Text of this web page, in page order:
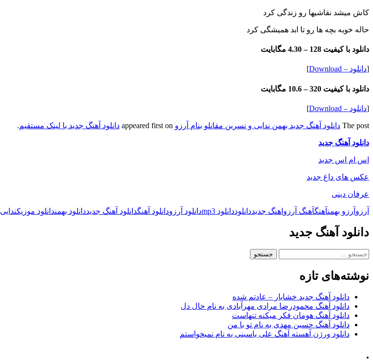
کاش میشد نقاشیها رو زندگی کرد
حاله خوبه بچه ها رو تا ابد همیشگی کرد
دانلود با کیفیت 128 – 4.30 مگابایت
[دانلود – Download ]
دانلود با کیفیت 320 – 10.6 مگابایت
[دانلود – Download ]
The post دانلود آهنگ جدید بهمن ندایی و نسرین مقانلو بنام آرزو دانلود آهنگ جدید با لینک مستقیم.
دانلود آهنگ جدید
اس ام اس جدید
عکس های داغ جدید
عرفان دینی
آرزو آرزو بهمنآهنگآهنگ آرزو اهنگ جدیددانلوددانلود mp3 دانلود آرزودانلود آهنگدانلود آهنگ جدیددانلود بهمندانلود موزیکندایی
دانلود آهنگ جدید
جستجو
نوشته‌های تازه
دانلود آهنگ جدید خشایار – عادتم شده
دانلود آهنگ محمودرضا مرادی مهرآبادی به نام حال دل
دانلود آهنگ هومان فکر میکنه تنهاست
دانلود آهنگ حسین مهدی به نام تو با من
دانلود ورژن آهسته آهنگ علی یاسینی به نام نمیخواستم
.